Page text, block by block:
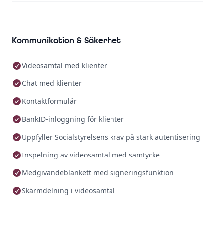
Kommunikation & Säkerhet
Videosamtal med klienter
Chat med klienter
Kontaktformulär
BankID-inloggning för klienter
Uppfyller Socialstyrelsens krav på stark autentisering
Inspelning av videosamtal med samtycke
Medgivandeblankett med signeringsfunktion
Skärmdelning i videosamtal